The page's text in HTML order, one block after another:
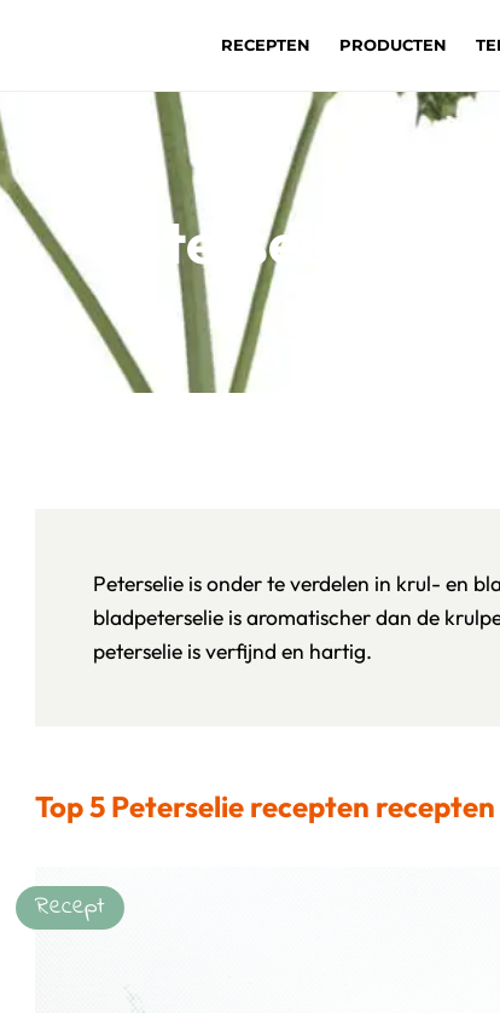
RECEPTEN PRODUCTEN
Peterselie
Peterselie is onder te verdelen in krul- en
bladpeterselie is aromatischer dan de
peterselie is verfijnd en hartig.
Top 5 Peterselie recepten recepten
Recept